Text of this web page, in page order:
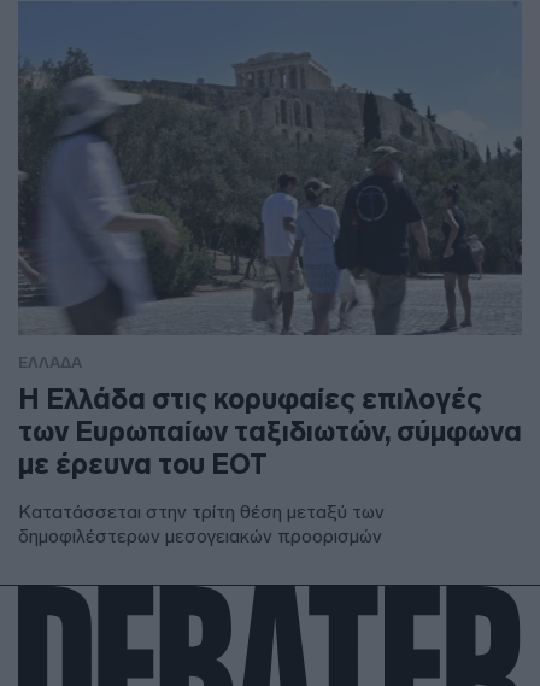
ΕΛΛΑΔΑ
Η Ελλάδα στις κορυφαίες επιλογές
των Ευρωπαίων ταξιδιωτών, σύμφωνα
με έρευνα του ΕΟΤ
Κατατάσσεται στην τρίτη θέση μεταξύ των
δημοφιλέστερων μεσογειακών προορισμών